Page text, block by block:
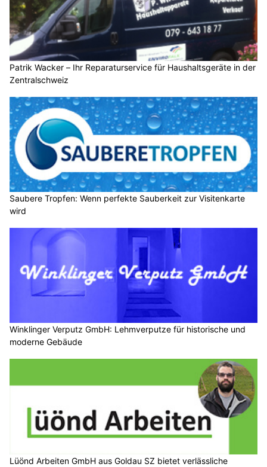
Patrik Wacker – Ihr Reparaturservice für Haushaltsgeräte in der
Zentralschweiz
Saubere Tropfen: Wenn perfekte Sauberkeit zur Visitenkarte
wird
Winklinger Verputz GmbH: Lehmverputze für historische und
moderne Gebäude
Lüönd Arbeiten GmbH aus Goldau SZ bietet verlässliche